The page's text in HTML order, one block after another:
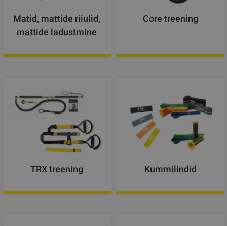
Matid, mattide riiulid,
mattide ladustmine
Core treening
TRX treening Kummilindid